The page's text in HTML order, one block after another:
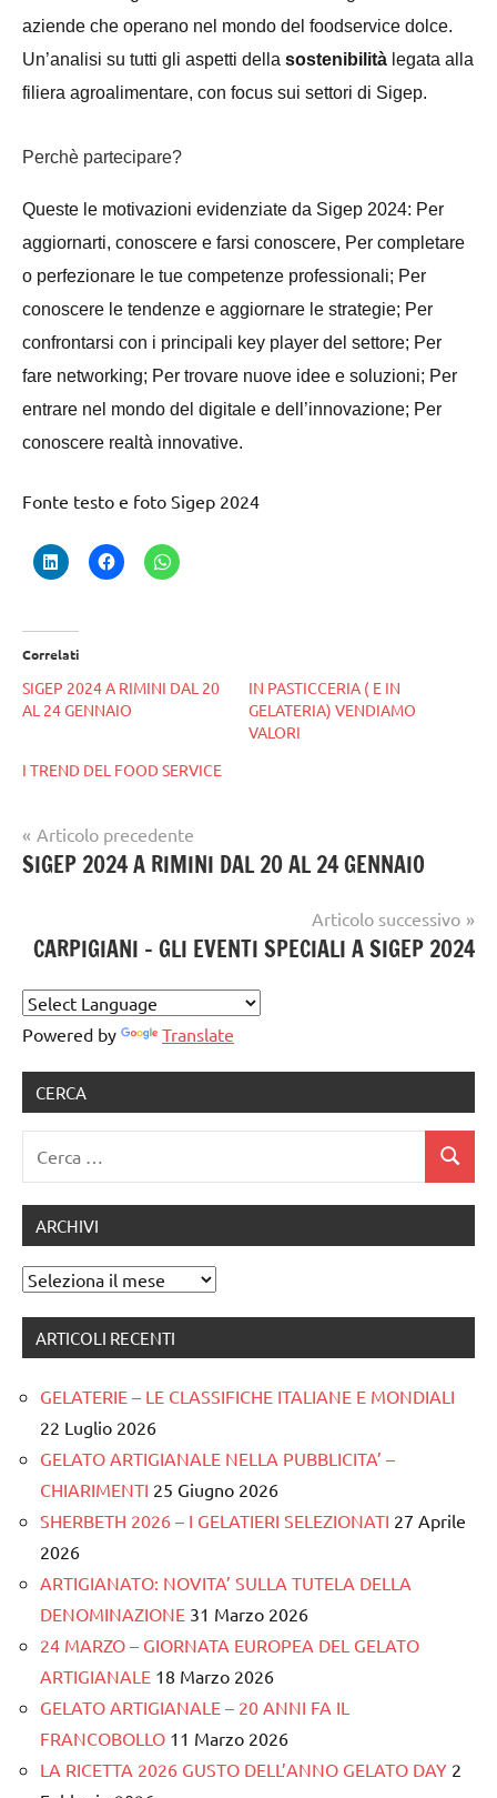
aziende che operano nel mondo del foodservice dolce.
Un’analisi su tutti gli aspetti della sostenibilità legata alla
filiera agroalimentare, con focus sui settori di Sigep.
Perchè partecipare?
Queste le motivazioni evidenziate da Sigep 2024: Per
aggiornarti, conoscere e farsi conoscere, Per completare
o perfezionare le tue competenze professionali; Per
conoscere le tendenze e aggiornare le strategie; Per
confrontarsi con i principali key player del settore; Per
fare networking; Per trovare nuove idee e soluzioni; Per
entrare nel mondo del digitale e dell’innovazione; Per
conoscere realtà innovative.
Fonte testo e foto Sigep 2024
Correlati
SIGEP 2024 A RIMINI DAL 20
AL 24 GENNAIO
IN PASTICCERIA ( E IN
GELATERIA) VENDIAMO
VALORI
I TREND DEL FOOD SERVICE
gelatieri ,
gelataio
Navigazione
articoli
Articolo precedente
SIGEP 2024 A RIMINI DAL 20 AL 24 GENNAIO
Articolo successivo
CARPIGIANI – GLI EVENTI SPECIALI A SIGEP 2024
Powered by Translate
CERCA
Cerca
ARCHIVI
Archivi
ARTICOLI RECENTI
GELATERIE – LE CLASSIFICHE ITALIANE E MONDIALI
22 Luglio 2026
GELATO ARTIGIANALE NELLA PUBBLICITA’ –
CHIARIMENTI 25 Giugno 2026
SHERBETH 2026 – I GELATIERI SELEZIONATI 27 Aprile
2026
ARTIGIANATO: NOVITA’ SULLA TUTELA DELLA
DENOMINAZIONE 31 Marzo 2026
24 MARZO – GIORNATA EUROPEA DEL GELATO
ARTIGIANALE 18 Marzo 2026
GELATO ARTIGIANALE – 20 ANNI FA IL
FRANCOBOLLO 11 Marzo 2026
LA RICETTA 2026 GUSTO DELL’ANNO GELATO DAY 2